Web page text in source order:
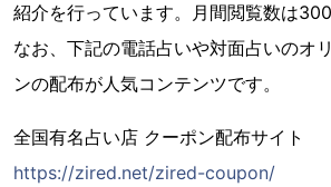
紹介を行っています。月間閲覧数は300
なお、下記の電話占いや対面占いのオ
ンの配布が人気コンテンツです。
全国有名占い店 クーポン配布サイト
https://zired.net/zired-coupon/